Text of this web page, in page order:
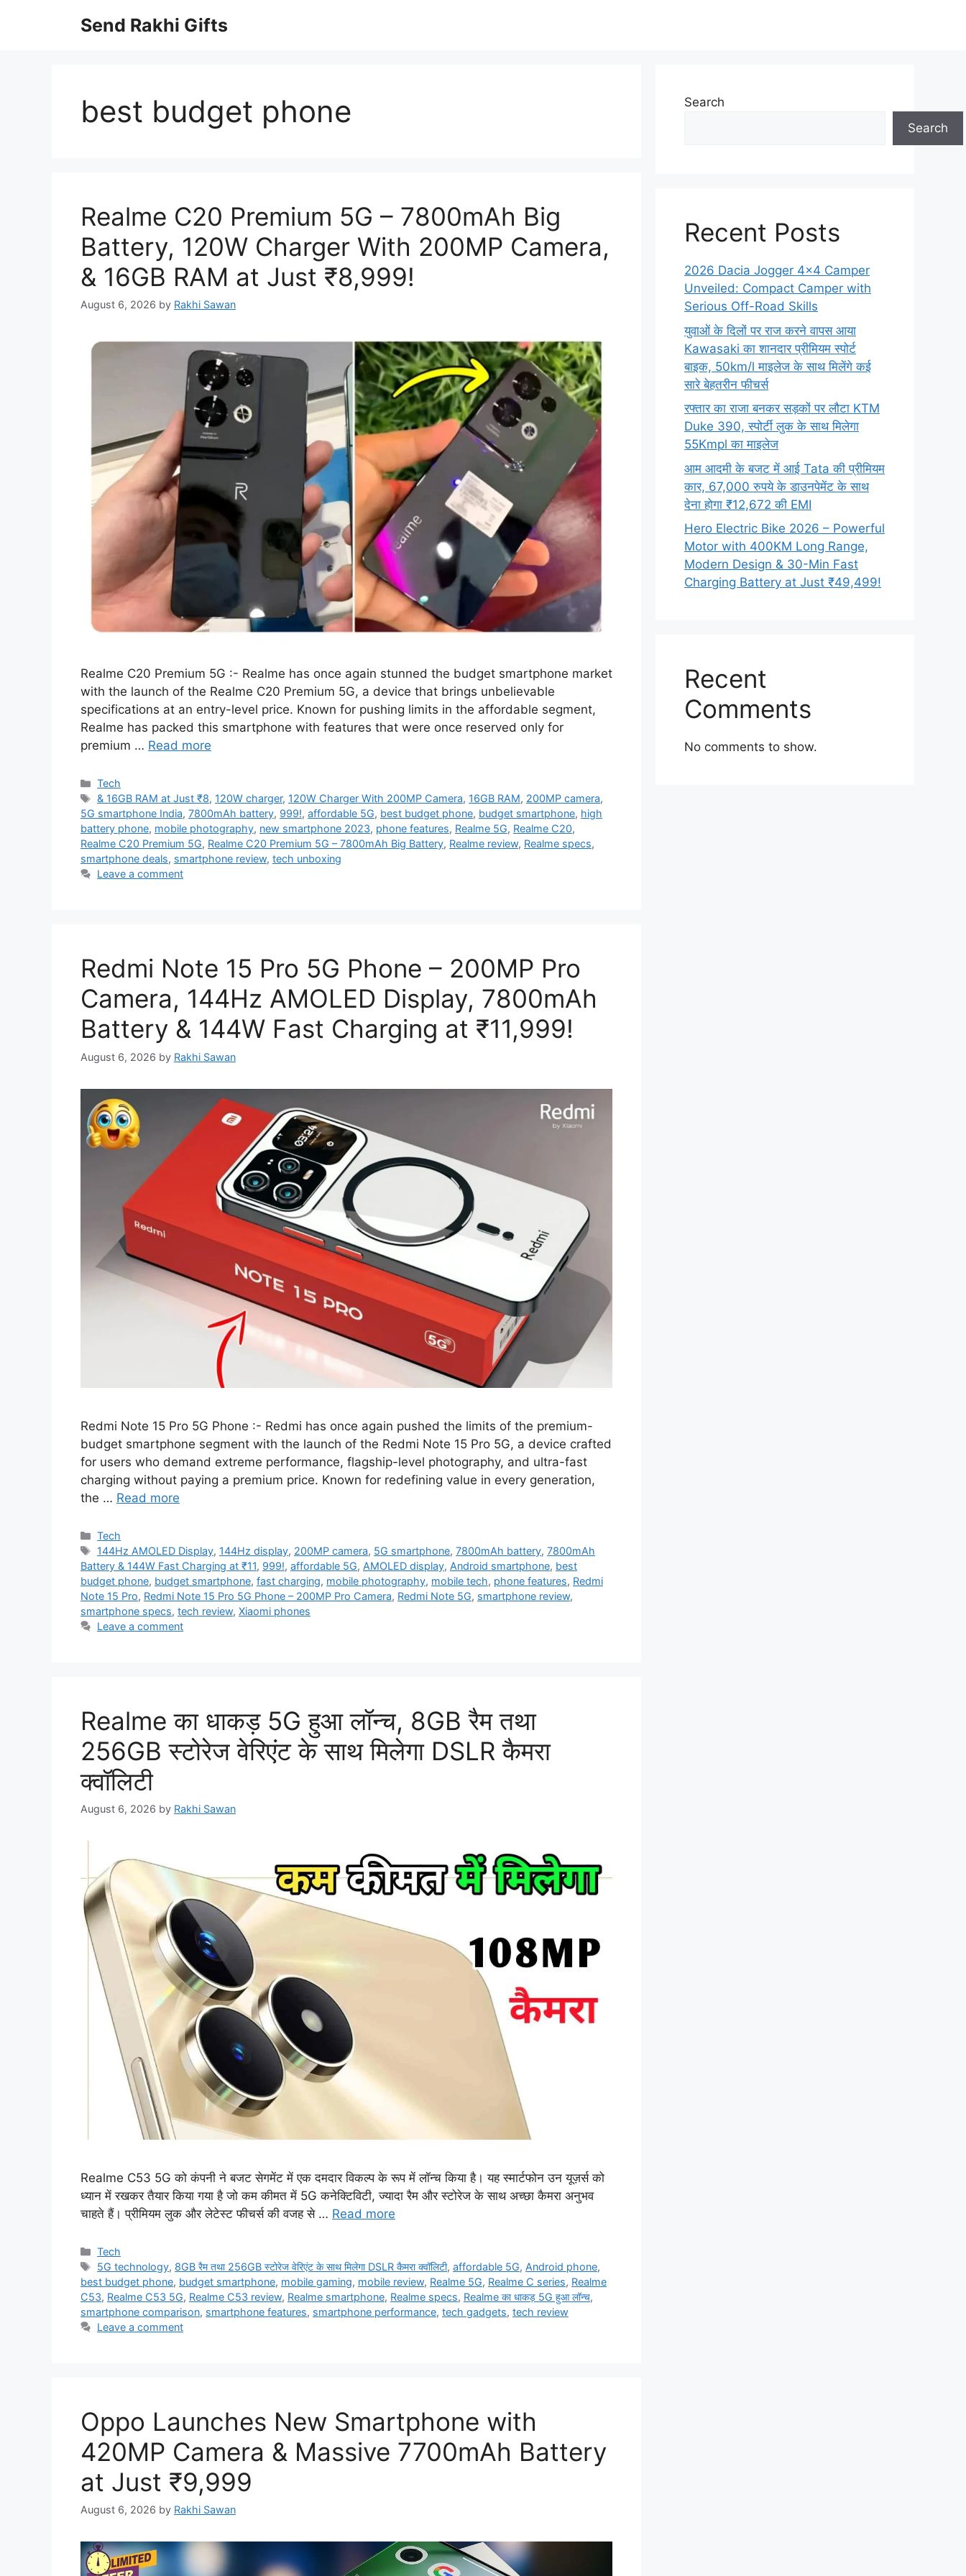
Send Rakhi Gifts
best budget phone
Realme C20 Premium 5G – 7800mAh Big
Battery, 120W Charger With 200MP Camera,
& 16GB RAM at Just ₹8,999!
August 6, 2026 by Rakhi Sawan
Realme C20 Premium 5G :- Realme has once again stunned the budget smartphone market
with the launch of the Realme C20 Premium 5G, a device that brings unbelievable
specifications at an entry-level price. Known for pushing limits in the affordable segment,
Realme has packed this smartphone with features that were once reserved only for
premium … Read more
Categories
Tech
Tags
& 16GB RAM at Just ₹8, 120W charger, 120W Charger With 200MP Camera, 16GB RAM, 200MP camera,
5G smartphone India, 7800mAh battery, 999!, affordable 5G, best budget phone, budget smartphone, high
battery phone, mobile photography, new smartphone 2023, phone features, Realme 5G, Realme C20,
Realme C20 Premium 5G, Realme C20 Premium 5G – 7800mAh Big Battery, Realme review, Realme specs,
smartphone deals, smartphone review, tech unboxing
Leave a comment
Redmi Note 15 Pro 5G Phone – 200MP Pro
Camera, 144Hz AMOLED Display, 7800mAh
Battery & 144W Fast Charging at ₹11,999!
August 6, 2026 by Rakhi Sawan
Redmi Note 15 Pro 5G Phone :- Redmi has once again pushed the limits of the premium-
budget smartphone segment with the launch of the Redmi Note 15 Pro 5G, a device crafted
for users who demand extreme performance, flagship-level photography, and ultra-fast
charging without paying a premium price. Known for redefining value in every generation,
the … Read more
Categories
Tech
Tags
144Hz AMOLED Display, 144Hz display, 200MP camera, 5G smartphone,7800mAh battery,7800mAh
Battery & 144W Fast Charging at ₹11, 999!, affordable 5G, AMOLED display, Android smartphone, best
budget phone, budget smartphone, fast charging, mobile photography, mobile tech, phone features, Redmi
Note 15 Pro, Redmi Note 15 Pro 5G Phone – 200MP Pro Camera, Redmi Note 5G, smartphone review,
smartphone specs, tech review, Xiaomi phones
Leave a comment
Realme का धाकड़ 5G हुआ लॉन्च, 8GB रैम तथा
256GB स्टोरेज वेरिएंट के साथ मिलेगा DSLR कैमरा
क्वॉलिटी
August 6, 2026 by Rakhi Sawan
Realme C53 5G को कंपनी ने बजट सेगमेंट में एक दमदार विकल्प के रूप में लॉन्च किया है। यह स्मार्टफोन उन यूज़र्स को
ध्यान में रखकर तैयार किया गया है जो कम कीमत में 5G कनेक्टिविटी, ज्यादा रैम और स्टोरेज के साथ अच्छा कैमरा अनुभव
चाहते हैं। प्रीमियम लुक और लेटेस्ट फीचर्स की वजह से … Read more
Categories
Tech
Tags
5G technology, 8GB रैम तथा 256GB स्टोरेज वेरिएंट के साथ मिलेगा DSLR कैमरा क्वॉलिटी,affordable 5G, Android phone,
best budget phone, budget smartphone, mobile gaming, mobile review, Realme 5G, Realme C series, Realme
C53, Realme C53 5G, Realme C53 review, Realme smartphone, Realme specs, Realme का धाकड़ 5G हुआ लॉन्च,
smartphone comparison, smartphone features, smartphone performance, tech gadgets, tech review
Leave a comment
Oppo Launches New Smartphone with
420MP Camera & Massive 7700mAh Battery
at Just ₹9,999
August 6, 2026 by Rakhi Sawan
Search
Search
Recent Posts
2026 Dacia Jogger 4×4 Camper
Unveiled: Compact Camper with
Serious Off-Road Skills
युवाओं के दिलों पर राज करने वापस आया
Kawasaki का शानदार प्रीमियम स्पोर्ट
बाइक, 50km/l माइलेज के साथ मिलेंगे कई
सारे बेहतरीन फीचर्स
रफ्तार का राजा बनकर सड़कों पर लौटा KTM
Duke 390, स्पोर्टी लुक के साथ मिलेगा
55Kmpl का माइलेज
आम आदमी के बजट में आई Tata की प्रीमियम
कार, 67,000 रुपये के डाउनपेमेंट के साथ
देना होगा ₹12,672 की EMI
Hero Electric Bike 2026 – Powerful
Motor with 400KM Long Range,
Modern Design & 30-Min Fast
Charging Battery at Just ₹49,499!
Recent
Comments
No comments to show.